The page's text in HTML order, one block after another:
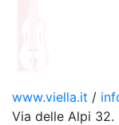
www.viella.it /
Via delle Alpi 32.